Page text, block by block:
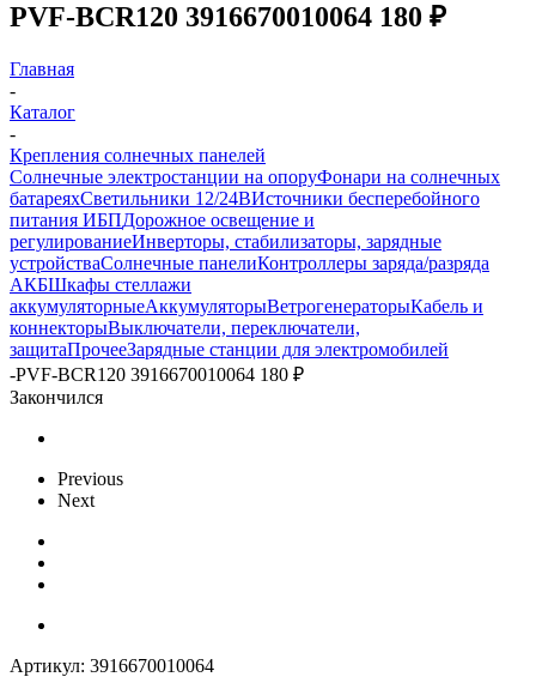
PVF-BCR120 3916670010064 180 ₽
Главная
-
Каталог
-
Крепления солнечных панелей
Солнечные электростанции на опоруФонари на солнечных
батареяхСветильники 12/24ВИсточники бесперебойного
питания ИБПДорожное освещение и
регулированиеИнверторы, стабилизаторы, зарядные
устройстваСолнечные панелиКонтроллеры заряда/разряда
АКБШкафы стеллажи
аккумуляторныеАккумуляторыВетрогенераторыКабель и
коннекторыВыключатели, переключатели,
защитаПрочееЗарядные станции для электромобилей
-PVF-BCR120 3916670010064 180 ₽
Закончился
Previous
Next
Артикул: 3916670010064